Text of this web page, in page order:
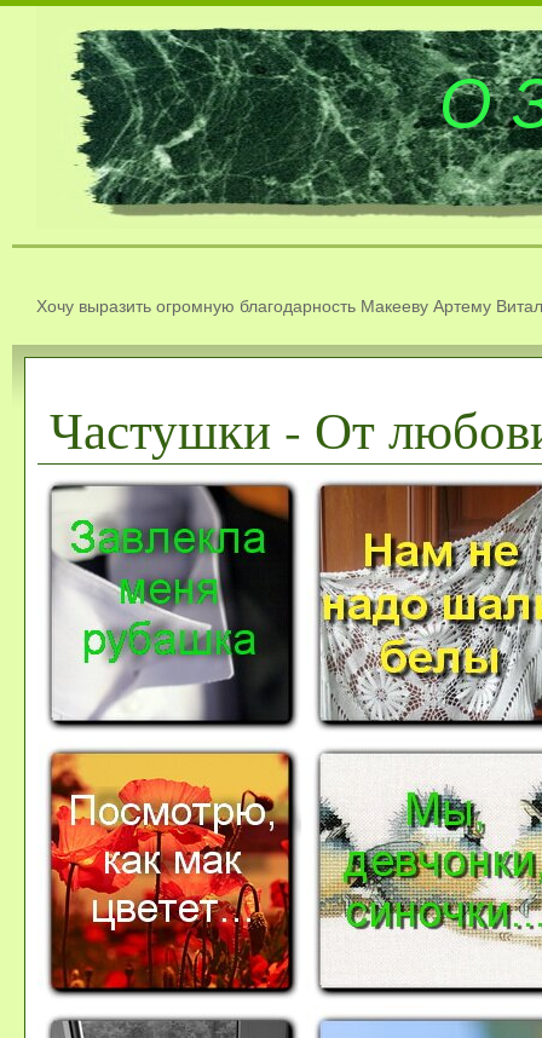
О
Хочу выразить огромную благодарность Макееву Артему
Частушки - От